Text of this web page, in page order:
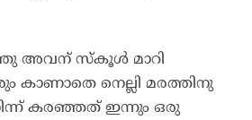
അവന് സ്കൂൾ മാറി
നെല്ലി മരത്തിനു
കരഞ്ഞത് ഇന്നും ഒരു